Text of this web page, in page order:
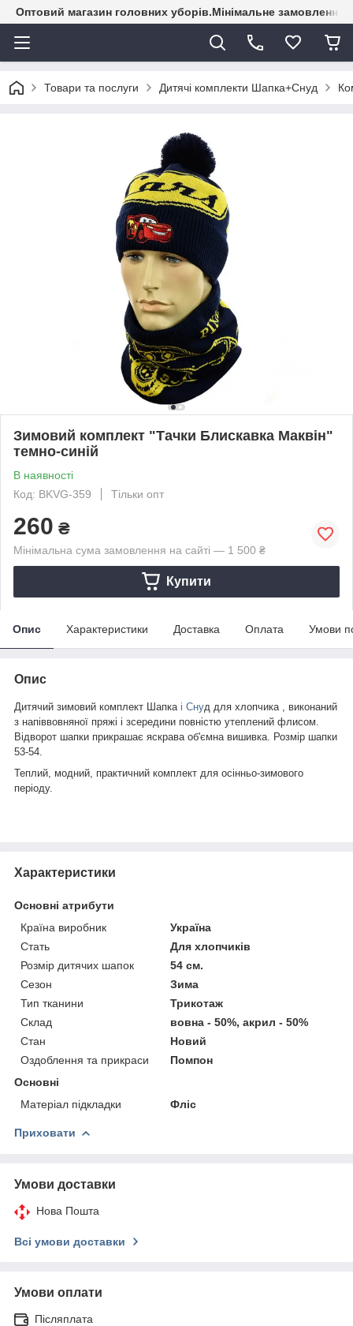
Оптовий магазин головних уборів.Мінімальне замовлення
Товари та послуги Дитячі комплекти Шапка+Снуд
Зимовий комплект "Тачки Блискавка Маквін"
темно-синій
В наявності
Код: BKVG-359
Тільки опт
260 ₴
Мінімальна сума замовлення на сайті — 1 500 ₴
Купити
Опис Характеристики Доставка Оплата Умови
Опис
Дитячий зимовий комплект Шапка і Снуд для хлопчика , виконаний
з напіввовняної пряжі і зсередини повністю утеплений флисом.
Відворот шапки прикрашає яскрава об'ємна вишивка. Розмір шапки
53-54.
Теплий, модний, практичний комплект для осінньо-зимового
періоду.
Характеристики
Основні атрибути
Країна виробник
Україна
Стать
Для хлопчиків
Розмір дитячих шапок
54 см.
Сезон
Зима
Тип тканини
Трикотаж
Склад
вовна - 50%, акрил - 50%
Стан
Новий
Оздоблення та прикраси
Помпон
Основні
Матеріал підкладки
Фліс
Приховати
Умови доставки
Нова Пошта
Всі умови доставки
Умови оплати
Післяплата